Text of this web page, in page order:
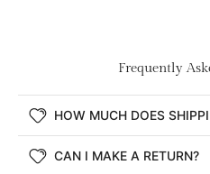
Frequently
HOW MUCH DOES
CAN I MAKE A RETURN?